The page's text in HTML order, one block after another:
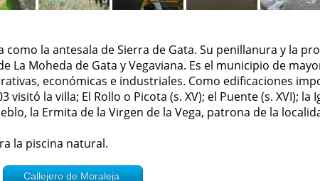
la antesala de Sierra de Gata. Su penillanura y la
Moheda de Gata y Vegaviana. Es el municipio de
económicas e industriales. Como edificaciones
visitó la villa; El Rollo o Picota (s. XV); el Puente (s. XVI);
la Ermita de la Virgen de la Vega, patrona de la
la piscina natural.